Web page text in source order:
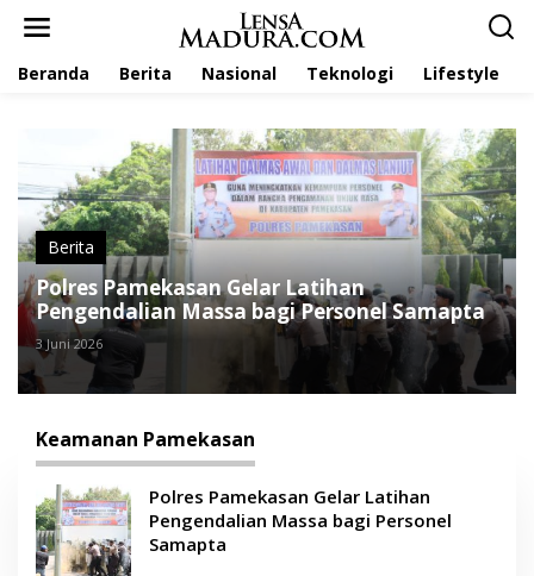
Beranda Berita Nasional Teknologi Lifestyle
Berita
Polres Pamekasan Gelar Latihan
Pengendalian Massa bagi Personel Samapta
3 Juni 2026
Keamanan Pamekasan
Polres Pamekasan Gelar Latihan
Pengendalian Massa bagi Personel
Samapta